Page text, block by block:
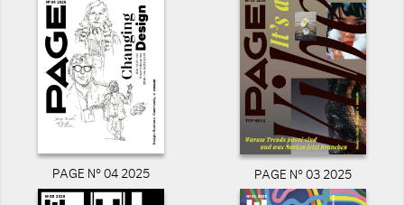
PAGE N° 04 2025 PAGE N° 03 2025